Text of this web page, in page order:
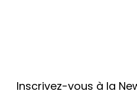
Inscrivez-vous à la